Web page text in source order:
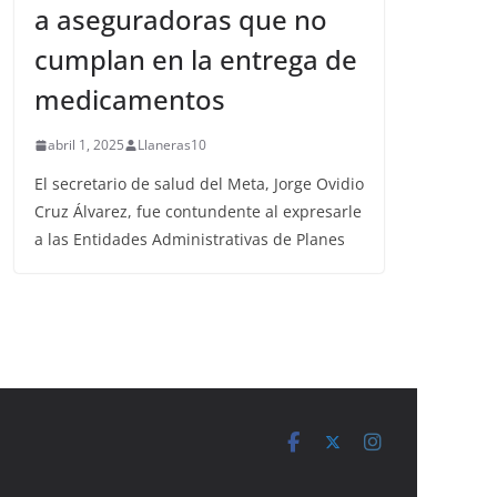
a aseguradoras que no
cumplan en la entrega de
medicamentos
abril 1, 2025 Llaneras10
El secretario de salud del Meta, Jorge Ovidio
Cruz Álvarez, fue contundente al expresarle
a las Entidades Administrativas de Planes